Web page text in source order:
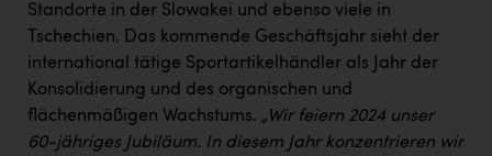
Standorte in der Slowakei und ebenso viele in
Tschechien. Das kommende Geschäftsjahr sieht der
international tätige Sportartikelhändler als Jahr der
Konsolidierung und des organischen und
flächenmäßigen Wachstums. „Wir feiern 2024 unser
60-jähriges Jubiläum. In diesem Jahr konzentrieren wir